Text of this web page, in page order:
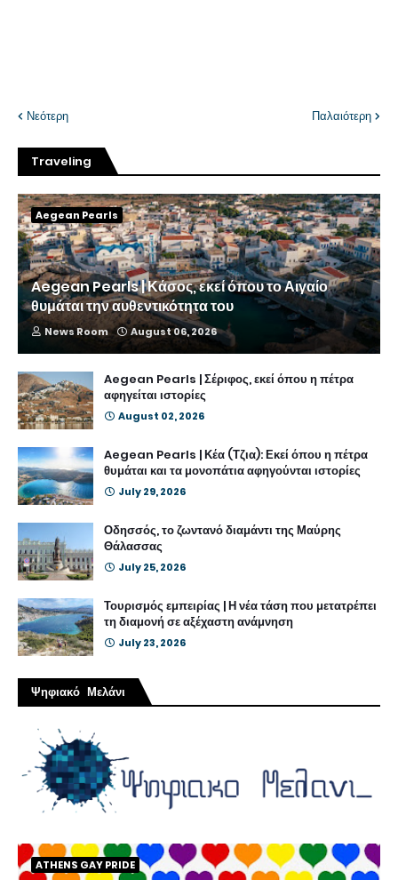
Νεότερη Παλαιότερη
Traveling
Aegean Pearls
Aegean Pearls | Κάσος, εκεί όπου το Αιγαίο
θυμάται την αυθεντικότητα του
News Room August 06, 2026
Aegean Pearls | Σέριφος, εκεί όπου η πέτρα
αφηγείται ιστορίες
August 02, 2026
Aegean Pearls | Κέα (Τζια): Εκεί όπου η πέτρα
θυμάται και τα μονοπάτια αφηγούνται ιστορίες
July 29, 2026
Οδησσός, το ζωντανό διαμάντι της Μαύρης
Θάλασσας
July 25, 2026
Τουρισμός εμπειρίας | Η νέα τάση που μετατρέπει
τη διαμονή σε αξέχαστη ανάμνηση
July 23, 2026
Ψηφιακό Μελάνι
ATHENS GAY PRIDE